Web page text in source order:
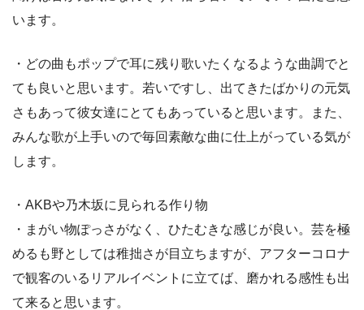
います。
・どの曲もポップで耳に残り歌いたくなるような曲調でと
ても良いと思います。若いですし、出てきたばかりの元気
さもあって彼女達にとてもあっていると思います。また、
みんな歌が上手いので毎回素敵な曲に仕上がっている気が
します。
・AKBや乃木坂に見られる作り物
・まがい物ぽっさがなく、ひたむきな感じが良い。芸を極
めるも野としては稚拙さが目立ちますが、アフターコロナ
で観客のいるリアルイベントに立てば、磨かれる感性も出
て来ると思います。